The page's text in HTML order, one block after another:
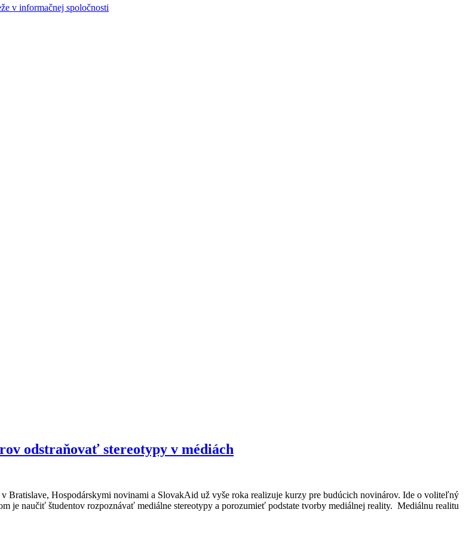
v informačnej spoločnosti
odstraňovať stereotypy v médiách
Hospodárskymi novinami a SlovakAid už vyše roka realizuje kurzy pre budúcich novinárov. Ide o voliteľný
je naučiť študentov rozpoznávať mediálne stereotypy a porozumieť podstate tvorby mediálnej reality. Mediálnu realitu